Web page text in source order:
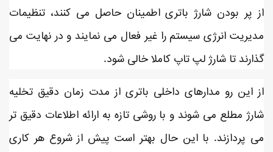
از پر بودن شارژ باتری اطمینان حاصل می کنند، تنظیمات
مدیریت انرژی سیستم را غیر فعال می نمایند و در نهایت می
گذارند تا شارژ لپ تاپ کاملا خالی شود.
از این رو مدارهای داخلی باتری از مدت زمان دقیق تخلیه
شارژ مطلع می شوند و با روشی تازه به ارائه اطلاعات دقیق تر
می پردازند. با این حال بهتر است پیش از شروع هر کاری